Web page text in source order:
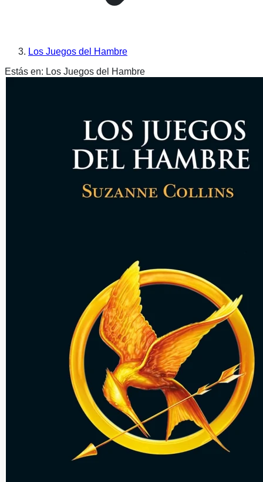
Los Juegos del Hambre
Estás en: Los Juegos del Hambre